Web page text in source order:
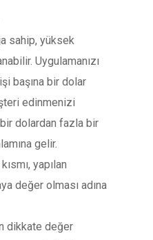
sahip, yüksek
Uygulamanızı
başına bir dolar
edinmenizi
dolardan fazla bir
gelir.
yapılan
değer olması adına
dikkate değer